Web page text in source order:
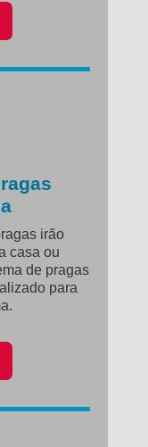
irão
casa ou
de pragas
para